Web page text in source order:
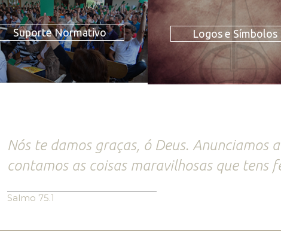
Suporte Normativo Logos e Símbolos
Nós te damos graças, ó Deus. Anunciamos
contamos as coisas maravilhosas que tens
Salmo 75.1